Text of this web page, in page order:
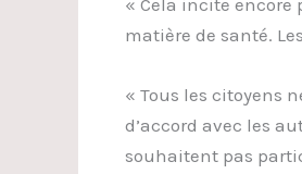
matière de santé.
« Tous les citoyens
d’accord avec les
souhaitent pas